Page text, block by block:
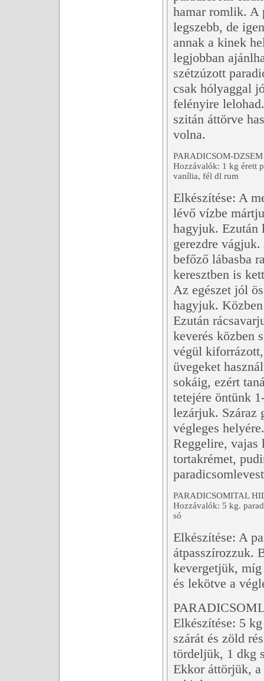
hamar romlik. A
legszebb, de
annak a kinek
legjobban
szétzúzott
csak hólyaggal
felényire
szitán áttörve
volna.
PARADICSOM-DZSEM
Hozzávalók: 1 kg érett
vanília, fél dl rum
Elkészítése: A
lévő vízbe
hagyjuk. Ezután
gerezdre
befőző lábasba
keresztben is
Az egészet jól
hagyjuk.
Ezután
keverés közben
végül
üvegeket
sokáig, ezért
tetejére öntünk
lezárjuk. Száraz
végleges
Reggelire, vajas
tortakrémet,
PARADICSOMITAL
Hozzávalók: 5 kg.
só
Elkészítése: A
átpasszírozzuk.
kevergetjük,
és lekötve a
Elkészítése: 5
szárát és zöld
tördeljük, 1 dkg
Ekkor áttörjük,